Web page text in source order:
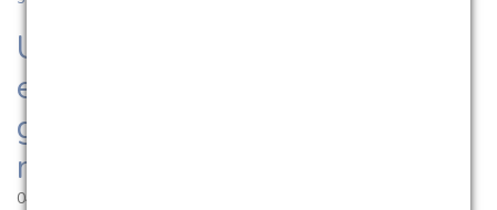
UCPel oferta descontos
especiais em cursos de
graduação para pessoas com
mais de 60 anos
04.01.2017 | 12:57